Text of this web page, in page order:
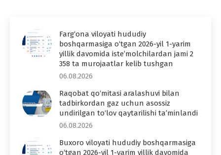
Farg‘ona viloyati hududiy
boshqarmasiga o‘tgan 2026-yil 1-yarim
yillik davomida iste’molchilardan jami 2
358 ta murojaatlar kelib tushgan
06.08.2026
Raqobat qo‘mitasi aralashuvi bilan
tadbirkordan gaz uchun asossiz
undirilgan to‘lov qaytarilishi ta’minlandi
06.08.2026
Buxoro viloyati hududiy boshqarmasiga
o‘tgan 2026-yil 1-yarim yillik davomida